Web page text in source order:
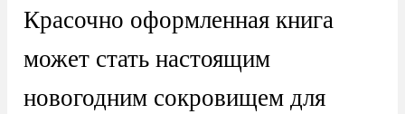
Красочно оформленная книга
может стать настоящим
новогодним сокровищем для